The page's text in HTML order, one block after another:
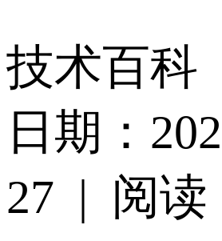
技术百科
日期：
27 | 阅读